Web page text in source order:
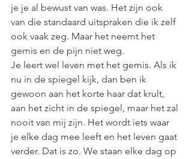
je je al bewust van was. Het zijn ook
van die standaard uitspraken die ik zelf
ook vaak zeg. Maar het neemt het
gemis en de pijn niet weg.
Je leert wel leven met het gemis. Als ik
nu in de spiegel kijk, dan ben ik
gewoon aan het korte haar dat krult,
aan het zicht in de spiegel, maar het zal
nooit van mij zijn. Het wordt iets waar
je elke dag mee leeft en het leven gaat
verder. Dat is zo. We staan elke dag op